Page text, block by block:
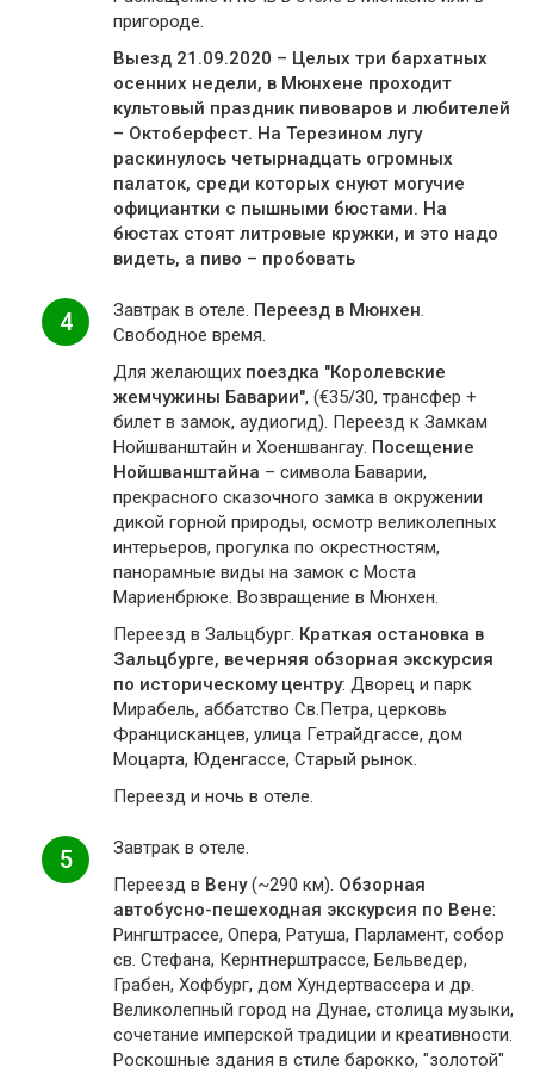
пригороде.
Выезд 21.09.2020 – Целых три бархатных
осенних недели, в Мюнхене проходит
культовый праздник пивоваров и любителей
– Октоберфест. На Терезином лугу
раскинулось четырнадцать огромных
палаток, среди которых снуют могучие
официантки с пышными бюстами. На
бюстах стоят литровые кружки, и это надо
видеть, а пиво – пробовать
4 Завтрак в отеле. Переезд в Мюнхен.
Свободное время.
Для желающих поездка "Королевские
жемчужины Баварии", (€35/30, трансфер +
билет в замок, аудиогид). Переезд к Замкам
Нойшванштайн и Хоеншвангау. Посещение
Нойшванштайна – символа Баварии,
прекрасного сказочного замка в окружении
дикой горной природы, осмотр великолепных
интерьеров, прогулка по окрестностям,
панорамные виды на замок с Моста
Мариенбрюке. Возвращение в Мюнхен.
Переезд в Зальцбург. Краткая остановка в
Зальцбурге, вечерняя обзорная экскурсия
по историческому центру: Дворец и парк
Мирабель, аббатство Св.Петра, церковь
Францисканцев, улица Гетрайдгассе, дом
Моцарта, Юденгассе, Старый рынок.
Переезд и ночь в отеле.
5
Завтрак в отеле.
Переезд в Вену(~290 км). Обзорная
автобусно-пешеходная экскурсия по Вене:
Рингштрассе, Опера, Ратуша, Парламент, собор
св. Стефана, Кернтнерштрассе, Бельведер,
Грабен, Хофбург, дом Хундертвассера и др.
Великолепный город на Дунае, столица музыки,
сочетание имперской традиции и креативности.
Роскошные здания в стиле барокко, "золотой"